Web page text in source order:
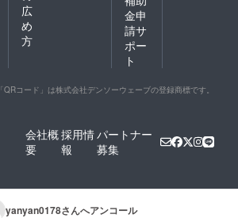
広
め
方
金申
請サ
ポー
ト
「QRコード」は株式会社デンソーウェーブの登録商標です。
会社概
要
採用情
報
パートナー
募集
yanyan0178さんへアンコール